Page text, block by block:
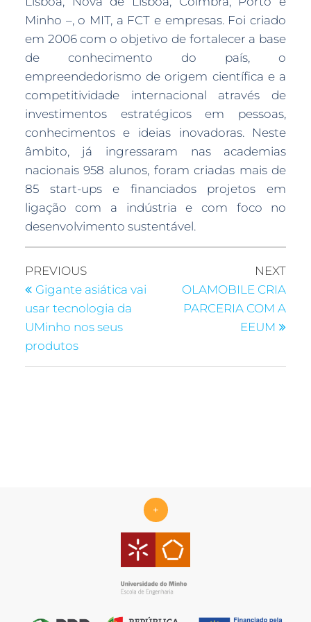
Minho –, o MIT, a FCT e empresas. Foi criado
em 2006 com o objetivo de fortalecer a base
de conhecimento do país, o
empreendedorismo de origem científica e a
competitividade internacional através de
investimentos estratégicos em pessoas,
conhecimentos e ideias inovadoras. Neste
âmbito, já ingressaram nas academias
nacionais 958 alunos, foram criadas mais de
85 start-ups e financiados projetos em
ligação com a indústria e com foco no
desenvolvimento sustentável.
PREVIOUS
Gigante asiática vai
usar tecnologia da
UMinho nos seus
produtos
NEXT
OLAMOBILE CRIA
PARCERIA COM A
EEUM
+